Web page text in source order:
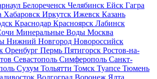
Белореченск Челябинск Ейск Гагра
Хабаровск Иркутск Ижевск Казань
Краснодар Красноярск Лабинск
Минеральные Воды Москва
Нижний Новгород Новороссийск
Оренбург Пермь Пятигорск Ростов-на-
Севастополь Симферополь Санкт-
Сухум Тольятти Томск Туапсе Тюмень
Волгоград Воронеж Ялта